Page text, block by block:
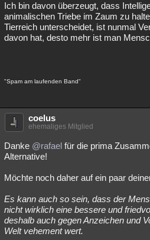
Ich bin davon überzeugt, dass
animalischen Triebe im Zaum zu
Tierreich unterscheidet, ist nunmal
davon hat, desto mehr ist man
"Spam am laufenden Band"
coelus
ehemaliges Mitglied
Danke @rafael für die prima
Alternative!
Möchte noch daher auf ein paar
Es kann auch so sein, dass der
nicht wirklich eine bessere und
deshalb auch gegen Anzeichen und
Welt vehement wert.